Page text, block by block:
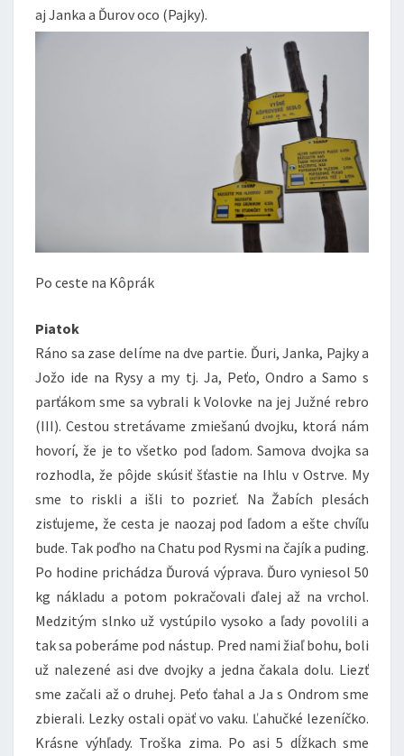
aj Janka a Ďurov oco (Pajky).
Po ceste na Kôprák
Piatok
Ráno sa zase delíme na dve partie. Ďuri, Janka, Pajky a
Jožo ide na Rysy a my tj. Ja, Peťo, Ondro a Samo s
parťákom sme sa vybrali k Volovke na jej Južné rebro
(III). Cestou stretávame zmiešanú dvojku, ktorá nám
hovorí, že je to všetko pod ľadom. Samova dvojka sa
rozhodla, že pôjde skúsiť šťastie na Ihlu v Ostrve. My
sme to riskli a išli to pozrieť. Na Žabích plesách
zisťujeme, že cesta je naozaj pod ľadom a ešte chvíľu
bude. Tak poďho na Chatu pod Rysmi na čajík a puding.
Po hodine prichádza Ďurová výprava. Ďuro vyniesol 50
kg nákladu a potom pokračovali ďalej až na vrchol.
Medzitým slnko už vystúpilo vysoko a ľady povolili a
tak sa poberáme pod nástup. Pred nami žiaľ bohu, boli
už nalezené asi dve dvojky a jedna čakala dolu. Liezť
sme začali až o druhej. Peťo ťahal a Ja s Ondrom sme
zbierali. Lezky ostali opäť vo vaku. Ľahučké lezeníčko.
Krásne výhľady. Troška zima. Po asi 5 dĺžkach sme